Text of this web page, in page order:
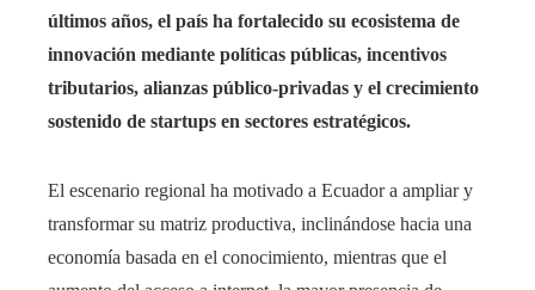
últimos años, el país ha fortalecido su ecosistema de
innovación mediante políticas públicas, incentivos
tributarios, alianzas público-privadas y el crecimiento
sostenido de startups en sectores estratégicos.
El escenario regional ha motivado a Ecuador a ampliar y
transformar su matriz productiva, inclinándose hacia una
economía basada en el conocimiento, mientras que el